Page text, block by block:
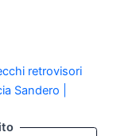
retrovisori
Sandero |